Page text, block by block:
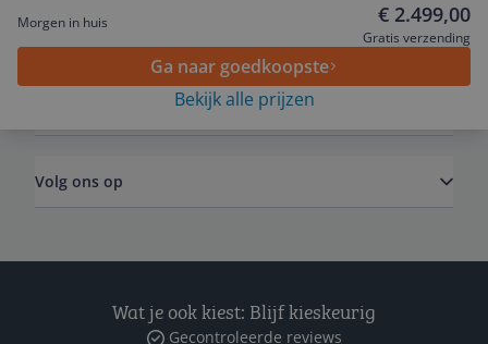
Morgen in huis € 2.499,00
Gratis verzending
Ga naar goedkoopste
Bekijk alle prijzen
Algemeen
Volg ons op
Wat je ook kiest: Blijf kieskeurig
Gecontroleerde reviews